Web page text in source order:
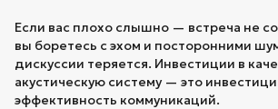
Если вас плохо слышно — встреча не
вы боретесь с эхом и посторонними
дискуссии теряется. Инвестиции в
акустическую систему — это
эффективность коммуникаций.